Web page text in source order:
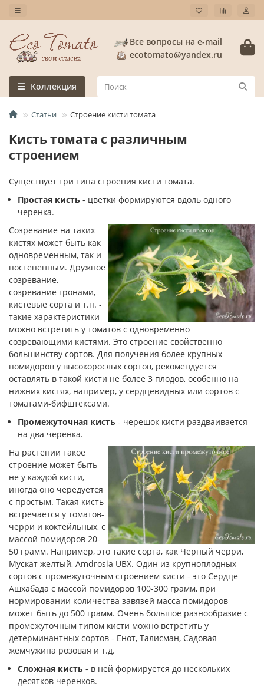
Все вопросы на e-mail
ecotomato@yandex.ru
Коллекция
Статьи Строение кисти томата
Кисть томата с различным
строением
Существует три типа строения кисти томата.
Простая кисть - цветки формируются вдоль одного
черенка.
Созревание на таких
кистях может быть как
одновременным, так и
постепенным. Дружное
созревание,
созревание гронами,
кистевые сорта и т.п. -
такие характеристики
можно встретить у томатов с одновременно
созревающими кистями. Это строение свойственно
большинству сортов. Для получения более крупных
помидоров у высокорослых сортов, рекомендуется
оставлять в такой кисти не более 3 плодов, особенно на
нижних кистях, например, у сердцевидных или сортов с
томатами-бифштексами.
Промежуточная кисть - черешок кисти раздваивается
на два черенка.
На растении такое
строение может быть
не у каждой кисти,
иногда оно чередуется
с простым. Такая кисть
встречается у томатов-
черри и коктейльных, с
массой помидоров 20-
50 грамм. Например, это такие сорта, как Черный черри,
Мускат желтый, Amdrosia UBX. Один из крупноплодных
сортов с промежуточным строением кисти - это Сердце
Ашхабада с массой помидоров 100-300 грамм, при
нормировании количества завязей масса помидоров
может быть до 500 грамм. Очень большое разнообразие с
промежуточным типом кисти можно встретить у
детерминантных сортов - Енот, Талисман, Садовая
жемчужина розовая и т.д.
Сложная кисть - в ней формируется до нескольких
десятков черенков.